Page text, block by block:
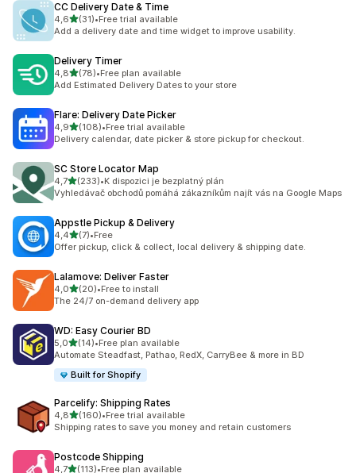
CC Delivery Date & Time
4,6z 5 hvězd
(31)
Celkový počet recenzí: 31
•Free trial available
Add a delivery date and time widget to improve usability.
Delivery Timer
4,8z 5 hvězd
(78)
Celkový počet recenzí: 78
•Free plan available
Add Estimated Delivery Dates to your store
Flare: Delivery Date Picker
4,9z 5 hvězd
(108)
Celkový počet recenzí: 108
•Free trial available
Delivery calendar, date picker & store pickup for checkout.
SC Store Locator Map
4,7z 5 hvězd
(233)
Celkový počet recenzí: 233
•K dispozici je bezplatný plán
Vyhledávač obchodů pomáhá zákazníkům najít vás na Google Maps
Appstle Pickup & Delivery
4,4z 5 hvězd
(7)
Celkový počet recenzí: 7
•Free
Offer pickup, click & collect, local delivery & shipping date.
Lalamove: Deliver Faster
4,0z 5 hvězd
(20)
Celkový počet recenzí: 20
•Free to install
The 24/7 on-demand delivery app
WD: Easy Courier BD
5,0z 5 hvězd
(14)
Celkový počet recenzí: 14
•Free plan available
Automate Steadfast, Pathao, RedX, CarryBee & more in BD
Built for Shopify
Parcelify: Shipping Rates
4,8z 5 hvězd
(160)
Celkový počet recenzí: 160
•Free trial available
Shipping rates to save you money and retain customers
Postcode Shipping
4,7z 5 hvězd
(113)•Free plan available